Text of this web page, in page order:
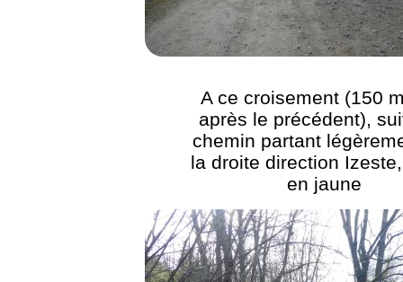
A ce croisement (150
après le précédent),
chemin partant
la droite direction
en jaune